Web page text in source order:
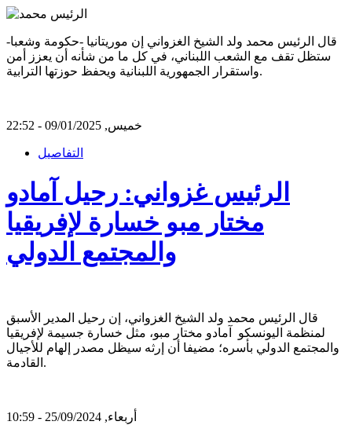
قال الرئيس محمد ولد الشيخ الغزواني إن موريتانيا -حكومة وشعبا-
ستظل تقف مع الشعب اللبناني، في كل ما من شأنه أن يعزز أمن
واستقرار الجمهورية اللبنانية ويحفظ حوزتها الترابية.
خميس, 09/01/2025 - 22:52
التفاصيل
الرئيس غزواني: رحيل آمادو
مختار مبو خسارة لإفريقيا
والمجتمع الدولي
قال الرئيس محمد ولد الشيخ الغزواني، إن رحيل المدير الأسبق
لمنظمة اليونسكو آمادو مختار مبو، مثل خسارة جسيمة لإفريقيا
والمجتمع الدولي بأسره؛ مضيفا أن إرثه سيظل مصدر إلهام للأجيال
القادمة.
أربعاء, 25/09/2024 - 10:59